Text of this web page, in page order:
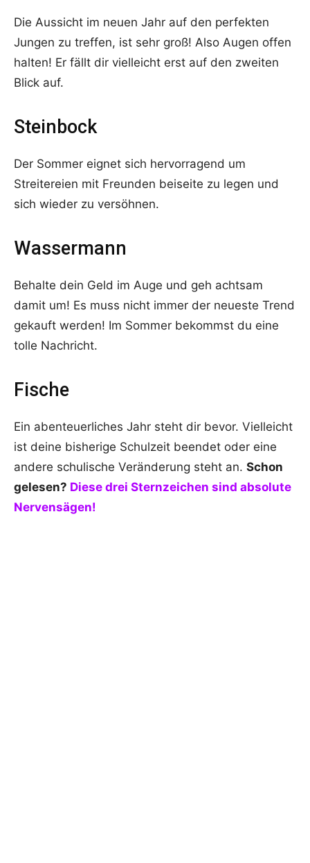
Die Aussicht im neuen Jahr auf den perfekten
Jungen zu treffen, ist sehr groß! Also Augen offen
halten! Er fällt dir vielleicht erst auf den zweiten
Blick auf.
Steinbock
Der Sommer eignet sich hervorragend um
Streitereien mit Freunden beiseite zu legen und
sich wieder zu versöhnen.
Wassermann
Behalte dein Geld im Auge und geh achtsam
damit um! Es muss nicht immer der neueste Trend
gekauft werden! Im Sommer bekommst du eine
tolle Nachricht.
Fische
Ein abenteuerliches Jahr steht dir bevor. Vielleicht
ist deine bisherige Schulzeit beendet oder eine
andere schulische Veränderung steht an. Schon
gelesen? Diese drei Sternzeichen sind absolute
Nervensägen!